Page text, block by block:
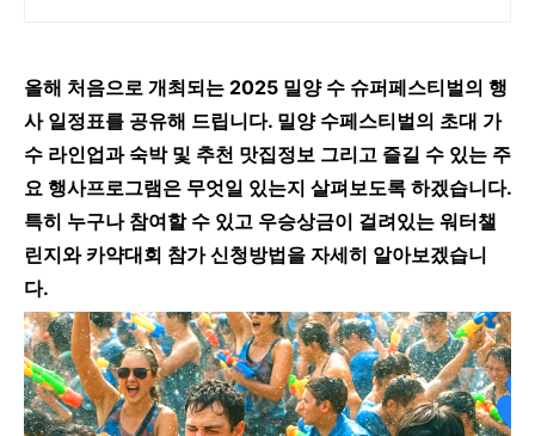
올해 처음으로 개최되는 2025 밀양 수 슈퍼페스티벌의 행
사 일정표를 공유해 드립니다. 밀양 수페스티벌의 초대 가
수 라인업과 숙박 및 추천 맛집정보 그리고 즐길 수 있는 주
요 행사프로그램은 무엇일 있는지 살펴보도록 하겠습니다.
특히 누구나 참여할 수 있고 우승상금이 걸려있는 워터챌
린지와 카약대회 참가 신청방법을 자세히 알아보겠습니
다.